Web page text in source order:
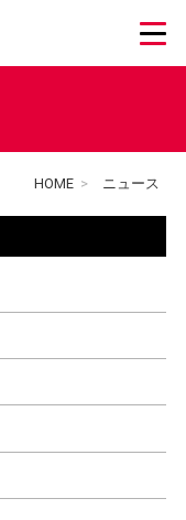
HOME > ニュース